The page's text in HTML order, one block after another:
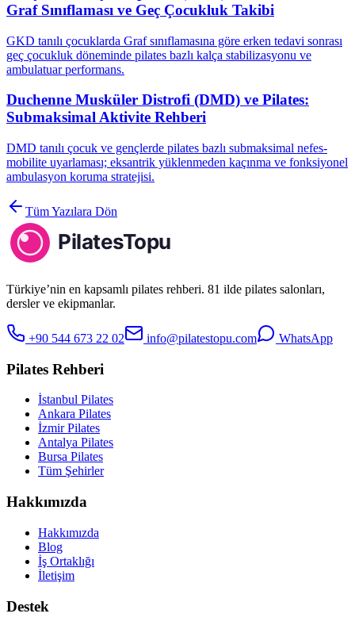
Graf Sınıflaması ve Geç Çocukluk Takibi
GKD tanılı çocuklarda Graf sınıflamasına göre erken tedavi sonrası
geç çocukluk döneminde pilates bazlı kalça stabilizasyonu ve
ambulatuar performans.
Duchenne Musküler Distrofi (DMD) ve Pilates:
Submaksimal Aktivite Rehberi
DMD tanılı çocuk ve gençlerde pilates bazlı submaksimal nefes-
mobilite uyarlaması; eksantrik yüklenmeden kaçınma ve fonksiyonel
ambulasyon koruma stratejisi.
Tüm Yazılara Dön
Türkiye’nin en kapsamlı pilates rehberi. 81 ilde pilates salonları,
dersler ve ekipmanlar.
+90 544 673 22 02 info@pilatestopu.com WhatsApp
Pilates Rehberi
İstanbul Pilates
Ankara Pilates
İzmir Pilates
Antalya Pilates
Bursa Pilates
Tüm Şehirler
Hakkımızda
Hakkımızda
Blog
İş Ortaklığı
İletişim
Destek